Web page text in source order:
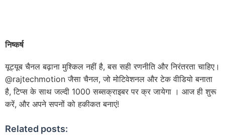
निष्कर्ष
यूट्यूब चैनल बढ़ाना मुश्किल नहीं है, बस सही रणनीति और निरंतरता चाहिए।
@rajtechmotion जैसा चैनल, जो मोटिवेशनल और टेक वीडियो बनाता
है, टिप्स के साथ जल्दी 1000 सब्सक्राइबर पर क्र जायेगा । आज ही शुरू
करें, और अपने सपनों को हकीकत बनाएं!
Related posts: